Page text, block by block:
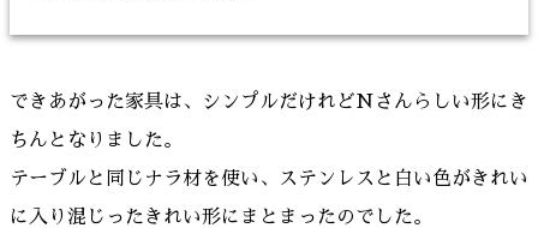
できあがった家具は、シンプルだけれどNさんらしい形にき
ちんとなりました。
テーブルと同じナラ材を使い、ステンレスと白い色がきれい
に入り混じったきれい形にまとまったのでした。